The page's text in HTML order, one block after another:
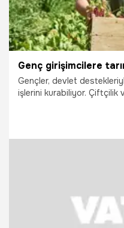
Gençler, devlet
işlerini kurabiliyor. Çiftçilik